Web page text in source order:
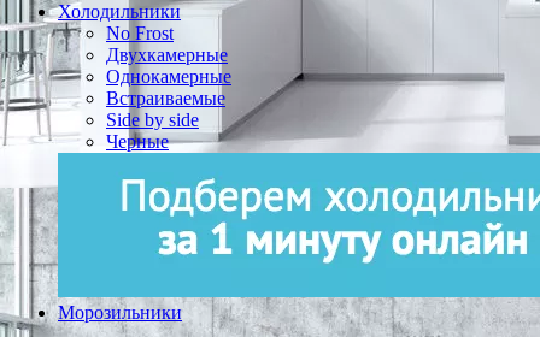
Холодильники
No Frost
Двухкамерные
Однокамерные
Встраиваемые
Side by side
Черные
Морозильники